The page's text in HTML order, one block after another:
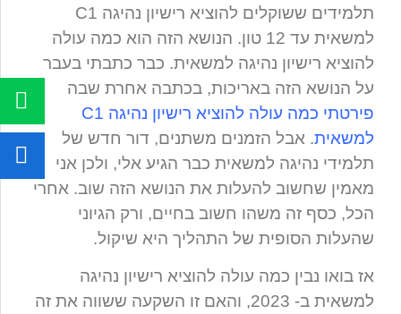
תלמידים ששוקלים להוציא רישיון נהיגה C1
למשאית עד 12 טון. הנושא הזה הוא כמה עולה
להוציא רישיון נהיגה למשאית. כבר כתבתי בעבר
על הנושא הזה באריכות, בכתבה אחרת שבה
פירטתי כמה עולה להוציא רישיון נהיגה C1
למשאית. אבל הזמנים משתנים, דור חדש של
תלמידי נהיגה למשאית כבר הגיע אלי, ולכן אני
מאמין שחשוב להעלות את הנושא הזה שוב. אחרי
הכל, כסף זה משהו חשוב בחיים, ורק הגיוני
שהעלות הסופית של התהליך היא שיקול.
אז בואו נבין כמה עולה להוציא רישיון נהיגה
למשאית ב- 2023, והאם זו השקעה ששווה את זה